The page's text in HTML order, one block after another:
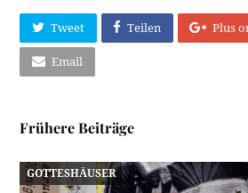
Tweet Teilen Plus
Email
Frühere Beiträge
GOTTESHÄUSER